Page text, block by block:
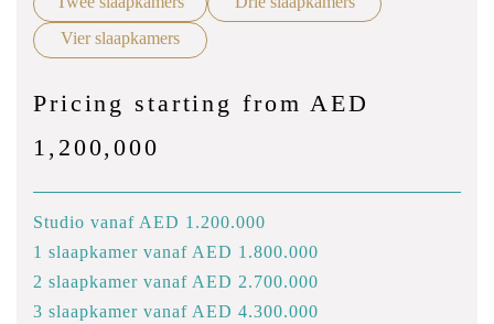
Vier slaapkamers
Pricing starting from AED
1,200,000
Studio vanaf AED 1.200.000
1 slaapkamer vanaf AED 1.800.000
2 slaapkamer vanaf AED 2.700.000
3 slaapkamer vanaf AED 4.300.000